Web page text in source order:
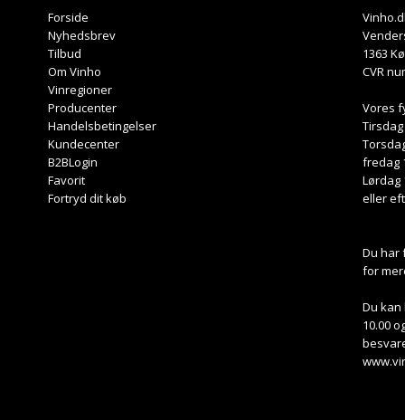
Forside
Nyhedsbrev
Tilbud
Om Vinho
Vinregioner
Producenter
Handelsbetingelser
Kundecenter
B2BLogin
Favorit
Fortryd dit køb
1363
CVR
Vores
fredag
Lørdag
eller
Du har
for
Du kan
10.00